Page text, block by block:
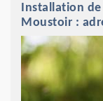
Installation de
Moustoir :